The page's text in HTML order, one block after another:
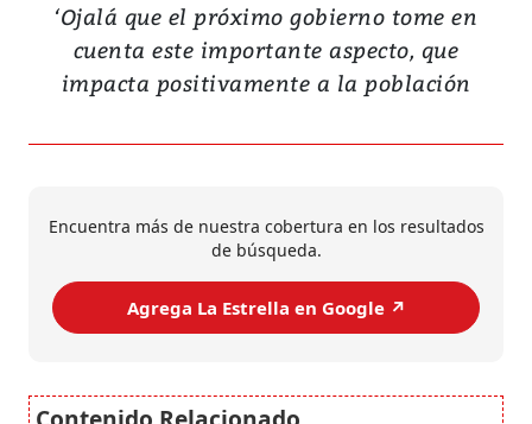
‘Ojalá que el próximo gobierno tome en
cuenta este importante aspecto, que
impacta positivamente a la población
Encuentra más de nuestra cobertura en los resultados
de búsqueda.
Agrega La Estrella en Google ↗️